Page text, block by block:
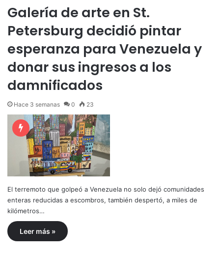
Galería de arte en St.
Petersburg decidió pintar
esperanza para Venezuela y
donar sus ingresos a los
damnificados
Hace 3 semanas 0 23
El terremoto que golpeó a Venezuela no solo dejó comunidades
enteras reducidas a escombros, también despertó, a miles de
kilómetros…
Leer más »